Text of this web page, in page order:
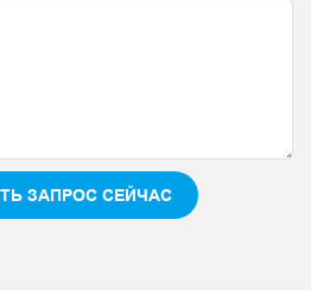
ЗАПРОС СЕЙЧАС